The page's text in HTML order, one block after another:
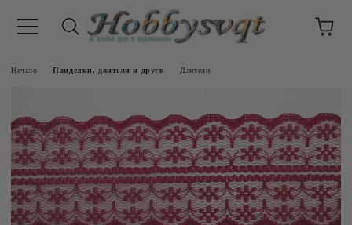
Начало Панделки, дантели и други Дантели